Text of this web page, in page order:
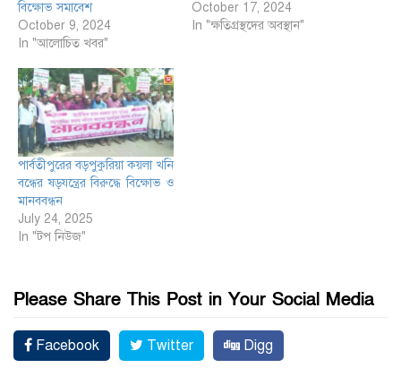
বিক্ষোভ সমাবেশ
October 9, 2024
In "আলোচিত খবর"
October 17, 2024
In "ক্ষতিগ্রস্থদের অবস্থান"
পার্বতীপুরের বড়পুকুরিয়া কয়লা খনি
বন্ধের ষড়যন্ত্রের বিরুদ্ধে বিক্ষোভ ও
মানববন্ধন
July 24, 2025
In "টপ নিউজ"
Please Share This Post in Your Social Media
Facebook Twitter Digg